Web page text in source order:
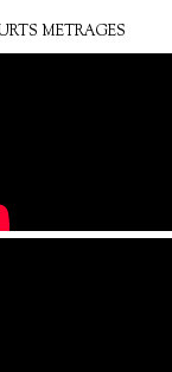
METRAGES